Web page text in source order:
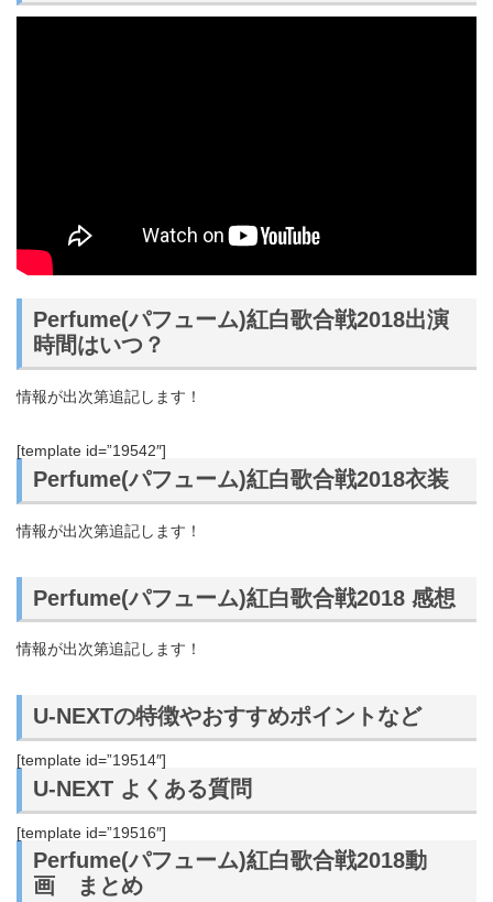
Perfume(パフューム)紅白歌合戦2018出演
時間はいつ？
情報が出次第追記します！
[template id=”19542″]
Perfume(パフューム)紅白歌合戦2018衣装
情報が出次第追記します！
Perfume(パフューム)紅白歌合戦2018 感想
情報が出次第追記します！
U-NEXTの特徴やおすすめポイントなど
[template id=”19514″]
U-NEXT よくある質問
[template id=”19516″]
Perfume(パフューム)紅白歌合戦2018動
画 まとめ